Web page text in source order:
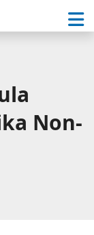
Non-